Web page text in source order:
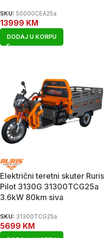
SKU: 50000CEA25a
13999 KM
DODAJ U KORPU
Električni teretni skuter Ruris
Pilot 3130G 31300TCG25a
3.6kW 80km siva
SKU: 31300TCG25a
5699 KM